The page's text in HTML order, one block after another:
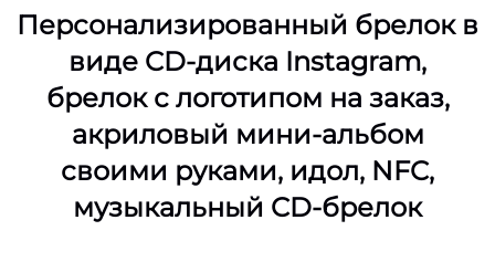
Персонализированный брелок в
виде CD-диска Instagram,
брелок с логотипом на заказ,
акриловый мини-альбом
своими руками, идол, NFC,
музыкальный CD-брелок